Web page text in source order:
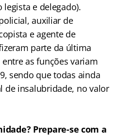
e delegado).
auxiliar de
e agente de
parte da última
as funções variam
sendo que todas ainda
de insalubridade, no valor
Prepare-se com a